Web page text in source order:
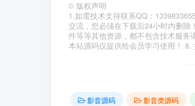
© 版权声明
1.如需技术支持联系QQ：
交流，您必须在下载后24小时内删
件等等其他资源，都不包含技术服务
本站源码仅提供给会员学习使用！ 8.
影音源码 影音类源码